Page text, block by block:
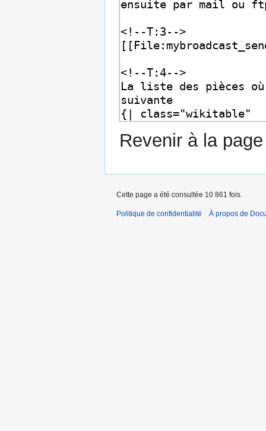
Revenir à la
Cette page a été consultée 10 861 fois.
Politique de confidentialité À propos de